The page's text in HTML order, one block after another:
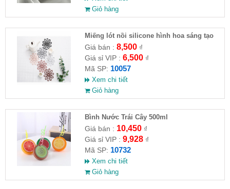
Giỏ hàng
Miếng lót nồi silicone hình hoa sáng tạo
Giá bán : 8,500₫
Giá sỉ VIP : 6,500₫
Mã SP: 10057
Xem chi tiết
Giỏ hàng
Bình Nước Trái Cây 500ml
Giá bán : 10,450₫
Giá sỉ VIP : 9,928₫
Mã SP: 10732
Xem chi tiết
Giỏ hàng